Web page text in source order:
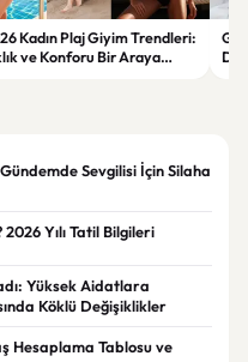
Kadın Plaj Giyim Trendleri:
ve Konforu Bir Araya
Sevgilisi İçin Silaha
Yılı Tatil Bilgileri
Yüksek Aidatlara
Köklü Değişiklikler
Hesaplama Tablosu ve